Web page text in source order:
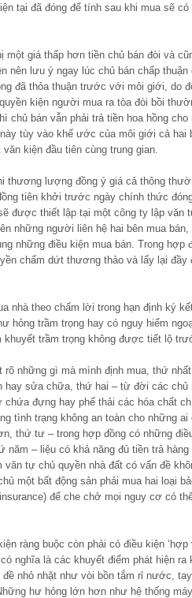
tại đã đóng để tính sau khi mua sẽ
một giá thấp hơn tiền chủ bán đòi và
nên lưu ý ngay lúc chủ bán chấp thuận
đã thỏa thuận trước với môi giới, do
kiện người mua ra tòa đòi bồi
chủ bán vẫn phải trả tiền hoa hồng
tùy vào khế ước của môi giới cả hai
kiện đầu tiên cùng trung gian.
thương lượng đồng ý giá cả thông
tiên khởi trước ngày chính thức
được thiết lập tại một công ty lập văn
những người liên hệ hai bên mua
những điều kiện mua bán. Trong hợp
chấm dứt thương thảo và lấy lại
nhà theo chấm lời trong hạn định ký
hỏng trầm trọng hay có nguy hiểm
khuyết trầm trọng không được tiết lộ
những gì mà mình định mua, thứ
hay sửa chữa, thứ hai – từ đời các
đựng hay phế thải các hóa chất
tình trạng không an toàn cho những
thứ tư – trong hợp đồng có những
năm – liệu có khả năng đủ tiền trả
tự chủ quyền nhà đất có vấn đề
một bất động sản phải mua hai loại
để che chở mọi nguy cơ có
ràng buộc còn phải có điều kiện
nghĩa là các khuyết điểm phát hiện
nhỏ nhặt như vòi bồn tắm rỉ nước,
hư hỏng lớn hơn như hệ thống